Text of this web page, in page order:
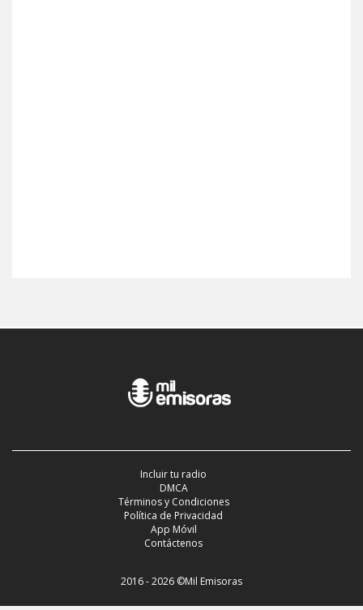
Incluir tu radio
DMCA
Términos y Condiciones
Política de Privacidad
App Móvil
Contáctenos
2016 - 2026 ©Mil Emisoras